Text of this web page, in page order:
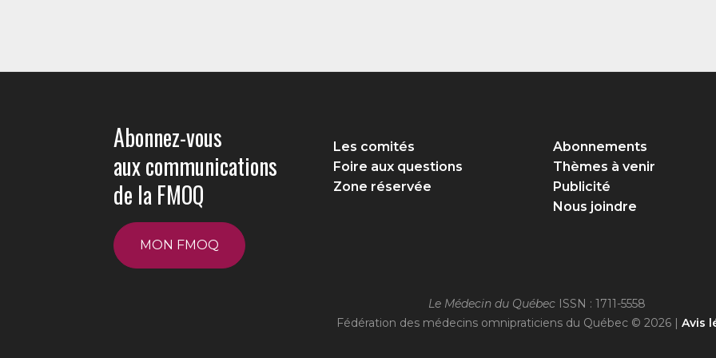
Abonnez-vous
aux communications
de la FMOQ
MON FMOQ
Les comités
Foire aux questions
Zone réservée
Abonnements
Thèmes à venir
Publicité
Nous joindre
Le Médecin du Québec ISSN : 1711-5558
Fédération des médecins omnipraticiens du Québec © 2026 | Avis